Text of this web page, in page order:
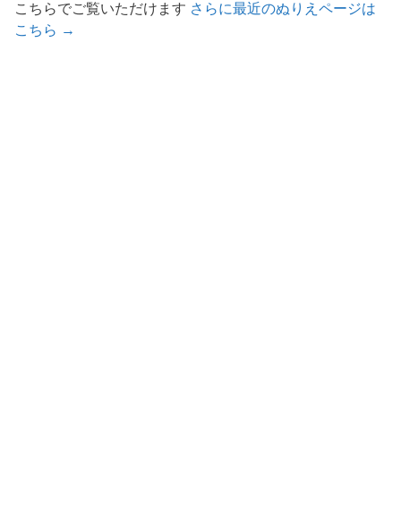
こちらでご覧いただけます さらに最近のぬりえページは
こちら →